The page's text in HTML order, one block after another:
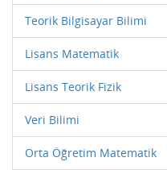
Teorik Bilgisayar Bilimi
Lisans Matematik
Lisans Teorik Fizik
Veri Bilimi
Orta Öğretim Matematik